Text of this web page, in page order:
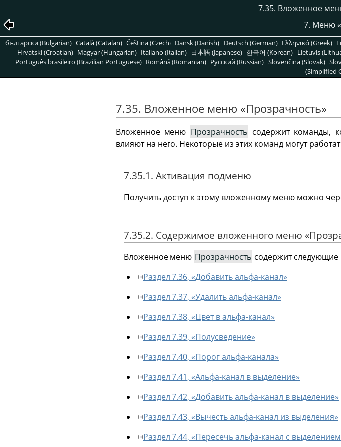
7.35. Вложенное
7. Меню «
български (Bulgarian) Català (Catalan) Čeština (Czech) Dansk (Danish) Deutsch (German) Ελληνικά (Greek)
Hrvatski (Croatian) Magyar (Hungarian) Italiano (Italian) 日本語 (Japanese) 한국어 (Korean) Lietuvis
Português brasileiro (Brazilian Portuguese) Română (Romanian) Pусский (Russian) Slovenčina (Slovak)
(Simplified
7.35. Вложенное меню «Прозрачность»
Вложенное меню Прозрачность содержит команды,
влияют на него. Некоторые из этих команд могут
7.35.1. Активация подменю
Получить доступ к этому вложенному меню можно
7.35.2. Содержимое вложенного меню «
Вложенное меню Прозрачность содержит следующие
Раздел 7.36, «Добавить альфа-канал»
Раздел 7.37, «Удалить альфа-канал»
Раздел 7.38, «Цвет в альфа-канал»
Раздел 7.39, «Полусведение»
Раздел 7.40, «Порог альфа-канала»
Раздел 7.41, «Альфа-канал в выделение»
Раздел 7.42, «Добавить альфа-канал в выделение»
Раздел 7.43, «Вычесть альфа-канал из выделения»
Раздел 7.44, «Пересечь альфа-канал с